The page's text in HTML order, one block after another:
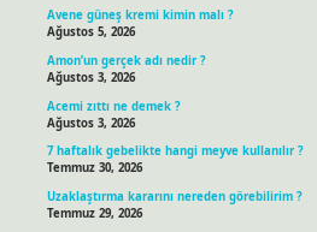
Avene güneş kremi kimin malı ?
Ağustos 5, 2026
Amon’un gerçek adı nedir ?
Ağustos 3, 2026
Acemi zıttı ne demek ?
Ağustos 3, 2026
7 haftalık gebelikte hangi meyve kullanılır ?
Temmuz 30, 2026
Uzaklaştırma kararını nereden görebilirim ?
Temmuz 29, 2026